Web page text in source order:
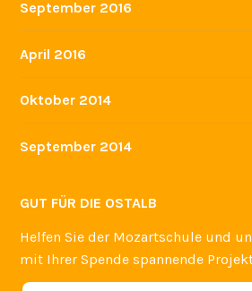
September 2016
April 2016
Oktober 2014
September 2014
GUT FÜR DIE OSTALB
Helfen Sie der Mozartschule und
mit Ihrer Spende spannende